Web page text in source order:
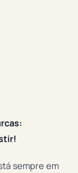
sempre em